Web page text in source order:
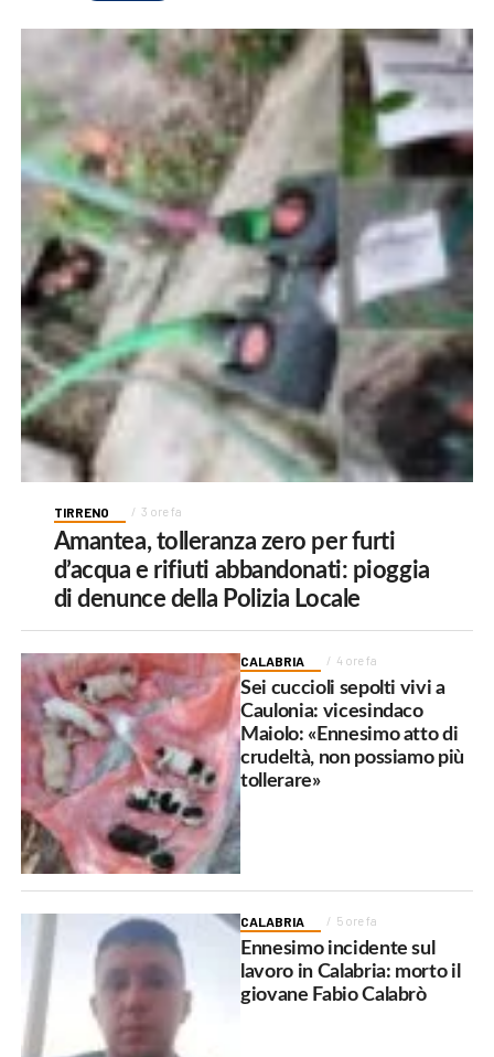
TIRRENO 3 ore fa
Amantea, tolleranza zero per furti
d’acqua e rifiuti abbandonati: pioggia
di denunce della Polizia Locale
CALABRIA 4 ore fa
Sei cuccioli sepolti vivi a
Caulonia: vicesindaco
Maiolo: «Ennesimo atto di
crudeltà, non possiamo più
tollerare»
CALABRIA 5 ore fa
Ennesimo incidente sul
lavoro in Calabria: morto il
giovane Fabio Calabrò